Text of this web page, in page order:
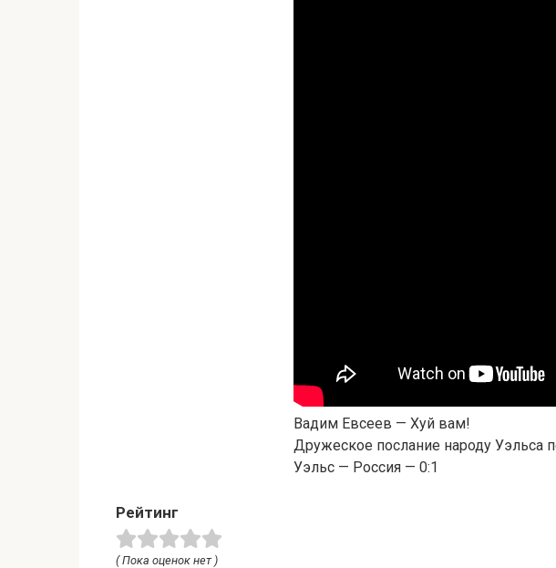
Вадим Евсеев — Хуй вам!
Дружеское послание народу Уэльса
Уэльс — Россия — 0:1
Рейтинг
( Пока оценок нет )